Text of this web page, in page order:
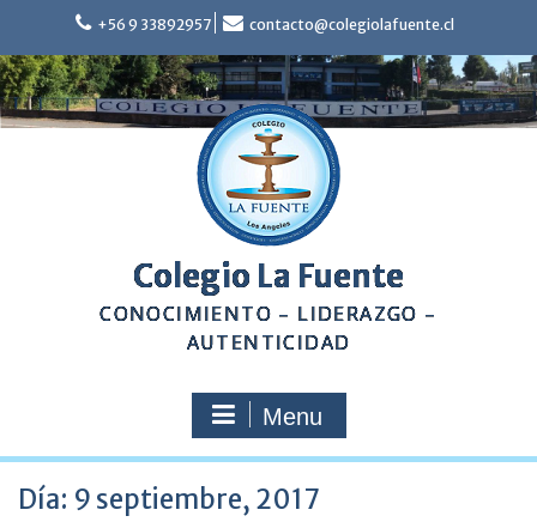
content
+56 9 33892957 contacto@colegiolafuente.cl
Colegio La Fuente
CONOCIMIENTO – LIDERAZGO –
AUTENTICIDAD
Menu
Día: 9 septiembre, 2017